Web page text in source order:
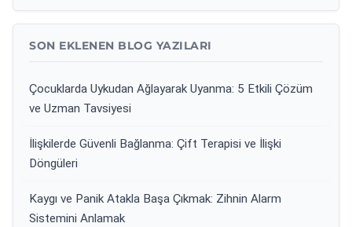
SON EKLENEN BLOG YAZILARI
Çocuklarda Uykudan Ağlayarak Uyanma: 5 Etkili Çözüm
ve Uzman Tavsiyesi
İlişkilerde Güvenli Bağlanma: Çift Terapisi ve İlişki
Döngüleri
Kaygı ve Panik Atakla Başa Çıkmak: Zihnin Alarm
Sistemini Anlamak